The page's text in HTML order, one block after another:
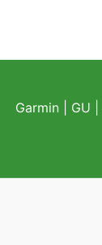
Garmin| GU